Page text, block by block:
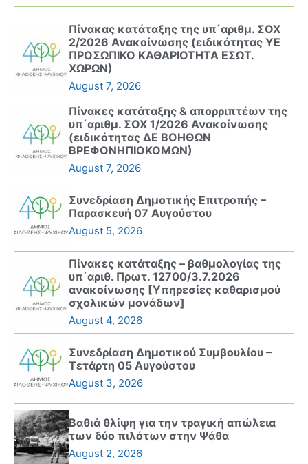
Πίνακας κατάταξης της υπ΄αριθμ. ΣΟΧ
2/2026 Ανακοίνωσης (ειδικότητας ΥΕ
ΠΡΟΣΩΠΙΚΟ ΚΑΘΑΡΙΟΤΗΤΑ ΕΣΩΤ.
ΧΩΡΩΝ)
August 7, 2026
Πίνακες κατάταξης & απορριπτέων της
υπ΄αριθμ. ΣΟΧ 1/2026 Ανακοίνωσης
(ειδικότητας ΔΕ ΒΟΗΘΩΝ
ΒΡΕΦΟΝΗΠΙΟΚΟΜΩΝ)
August 7, 2026
Συνεδρίαση Δημοτικής Επιτροπής –
Παρασκευή 07 Αυγούστου
August 5, 2026
Πίνακες κατάταξης – βαθμολογίας της
υπ΄αριθ. Πρωτ. 12700/3.7.2026
ανακοίνωσης [Υπηρεσίες καθαρισμού
σχολικών μονάδων]
August 4, 2026
Συνεδρίαση Δημοτικού Συμβουλίου –
Τετάρτη 05 Αυγούστου
August 3, 2026
Βαθιά θλίψη για την τραγική απώλεια
των δύο πιλότων στην Ψάθα
August 2, 2026